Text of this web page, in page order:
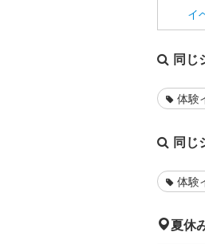
イ
同じ
体験
同じ
体験
夏休